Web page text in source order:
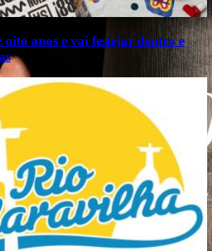
anos e vai festejar dentro e